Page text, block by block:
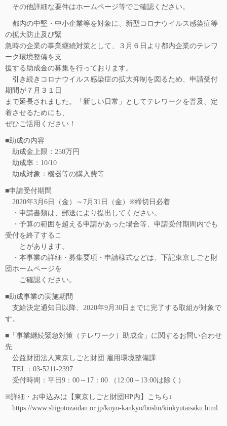
その他詳細な要件はホームページ等でご確認ください。
都内の中堅・中小企業等を対象に、新型コロナウイルス感染症等
の拡大防止及び緊
急時の企業の事業継続対策として、３月６日より都内企業のテレワ
ーク環境整備を支
援する助成金の募集を行っております。
引き続きコロナウイルス感染症の拡大抑制を図るため、申請受付
期間が７月３１日
まで延長されました。「新しい日常」としてテレワークを普及、定
着させるためにも、
ぜひご活用ください！
■助成の内容
助成金上限：250万円
助成率：10/10
助成対象：機器等の購入費等
■申請受付期間
2020年3月6日（金）～7月31日（金）※締切日必着
・申請書類は、郵送により提出してください。
・予算の範囲を超える申請があった場合等、申請受付期間内でも
受付を終了するこ
とがあります。
・本事業の詳細・募集要項・申請様式などは、下記東京しごと財
団ホームページを
ご確認ください。
■助成事業の実施期間
支給決定通知日以降、2020年9月30日までに完了する取組が対象で
す。
■「事業継続緊急対策（テレワーク）助成金」に関するお問い合わせ
先
公益財団法人東京しごと財団 雇用環境整備課
TEL：03-5211-2397
受付時間：平日9：00～17：00 （12:00～13:00は除く）
※詳細・お申込みは【東京しごと財団HP内】こちら↓
https://www.shigotozaidan.or.jp/koyo-kankyo/boshu/kinkyutaisaku.html